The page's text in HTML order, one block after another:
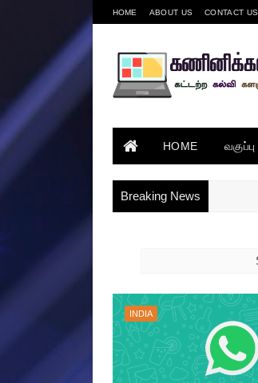
HOME ABOUT US CONTACT US
HOME வகுப்பு
Breaking News
INDIA